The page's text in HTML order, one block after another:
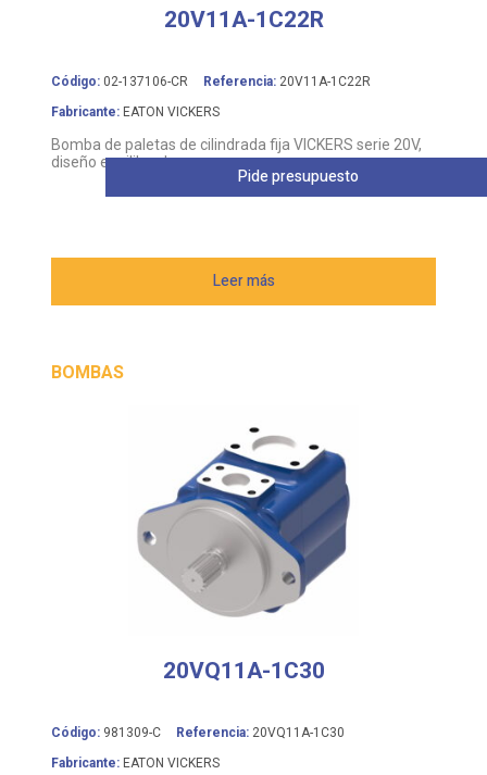
20V11A-1C22R
Código: 02-137106-CR Referencia: 20V11A-1C22R
Fabricante: EATON VICKERS
Bomba de paletas de cilindrada fija VICKERS serie 20V,
diseño equilibrado
Leer más
Pide presupuesto
BOMBAS
20VQ11A-1C30
Código: 981309-C Referencia: 20VQ11A-1C30
Fabricante: EATON VICKERS